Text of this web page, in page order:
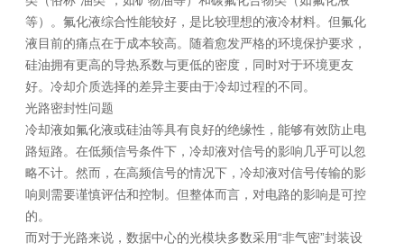
等）。氟化液综合性能较好，是比较理想的液冷材料。但氟化
液目前的痛点在于成本较高。随着愈发严格的环境保护要求，
硅油拥有更高的导热系数与更低的密度，同时对于环境更友
好。冷却介质选择的差异主要由于冷却过程的不同。
光路密封性问题
冷却液如氟化液或硅油等具有良好的绝缘性，能够有效防止电
路短路。在低频信号条件下，冷却液对信号的影响几乎可以忽
略不计。然而，在高频信号的情况下，冷却液对信号传输的影
响则需要谨慎评估和控制。但整体而言，对电路的影响是可控
的。
而对于光路来说，数据中心的光模块多数采用“非气密”封装设